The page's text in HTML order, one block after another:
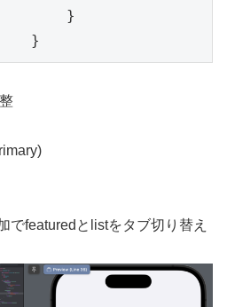
                    }
でfeaturedとlistをタブ切り替え